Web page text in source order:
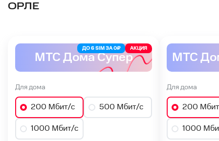
ОРЛЕ
МТС Дома Супер
ДО 6 SIM ЗА 0₽ АКЦИЯ
Для дома
200 Мбит/с 500 Мбит/с
1000 Мбит/с
Для дома
200
1000